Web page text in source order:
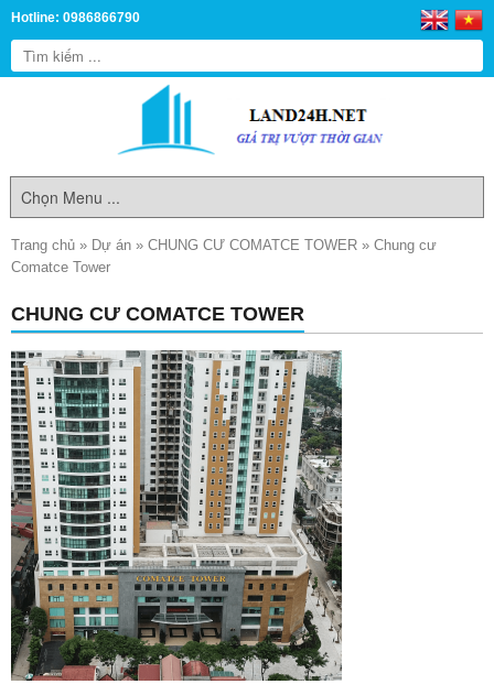
Hotline: 0986866790
Trang chủ » Dự án » CHUNG CƯ COMATCE TOWER » Chung cư
Comatce Tower
CHUNG CƯ COMATCE TOWER